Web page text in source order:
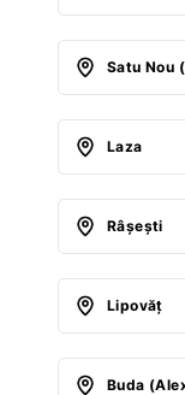
Satu Nou
Laza
Râşeşti
Lipovăţ
Buda